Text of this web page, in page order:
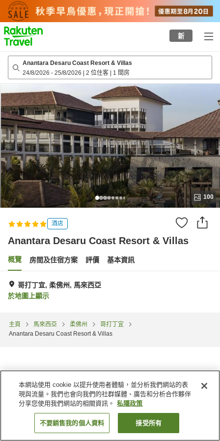
to
top
page
新
Anantara Desaru Coast Resort & Villas
24/8/2026 - 25/8/2026 | 2 位住客 | 1 間房
100
酒店
Anantara Desaru Coast Resort & Villas
概覽 房間及住宿方案 評價 基本資訊
哥打丁宜, 柔佛州, 馬來西亞
於地圖上顯示
主頁 馬來西亞 柔佛州
哥打丁宜
Anantara Desaru Coast Resort & Villas
找客房
本網站使用 cookie 以提升使用者體驗，並分析我們網站的表
現與流量。我們也會向我們的社群媒體、廣告和分析合作夥伴
分享您使用我們網站的相關資訊。
私隱政策
不要銷售我的個人資料 接受所有